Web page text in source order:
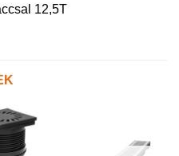
12,5T